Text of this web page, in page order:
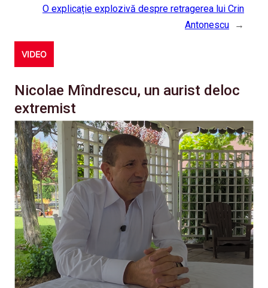
O explicație explozivă despre retragerea lui Crin
Antonescu
→
VIDEO
Nicolae Mîndrescu, un aurist deloc
extremist